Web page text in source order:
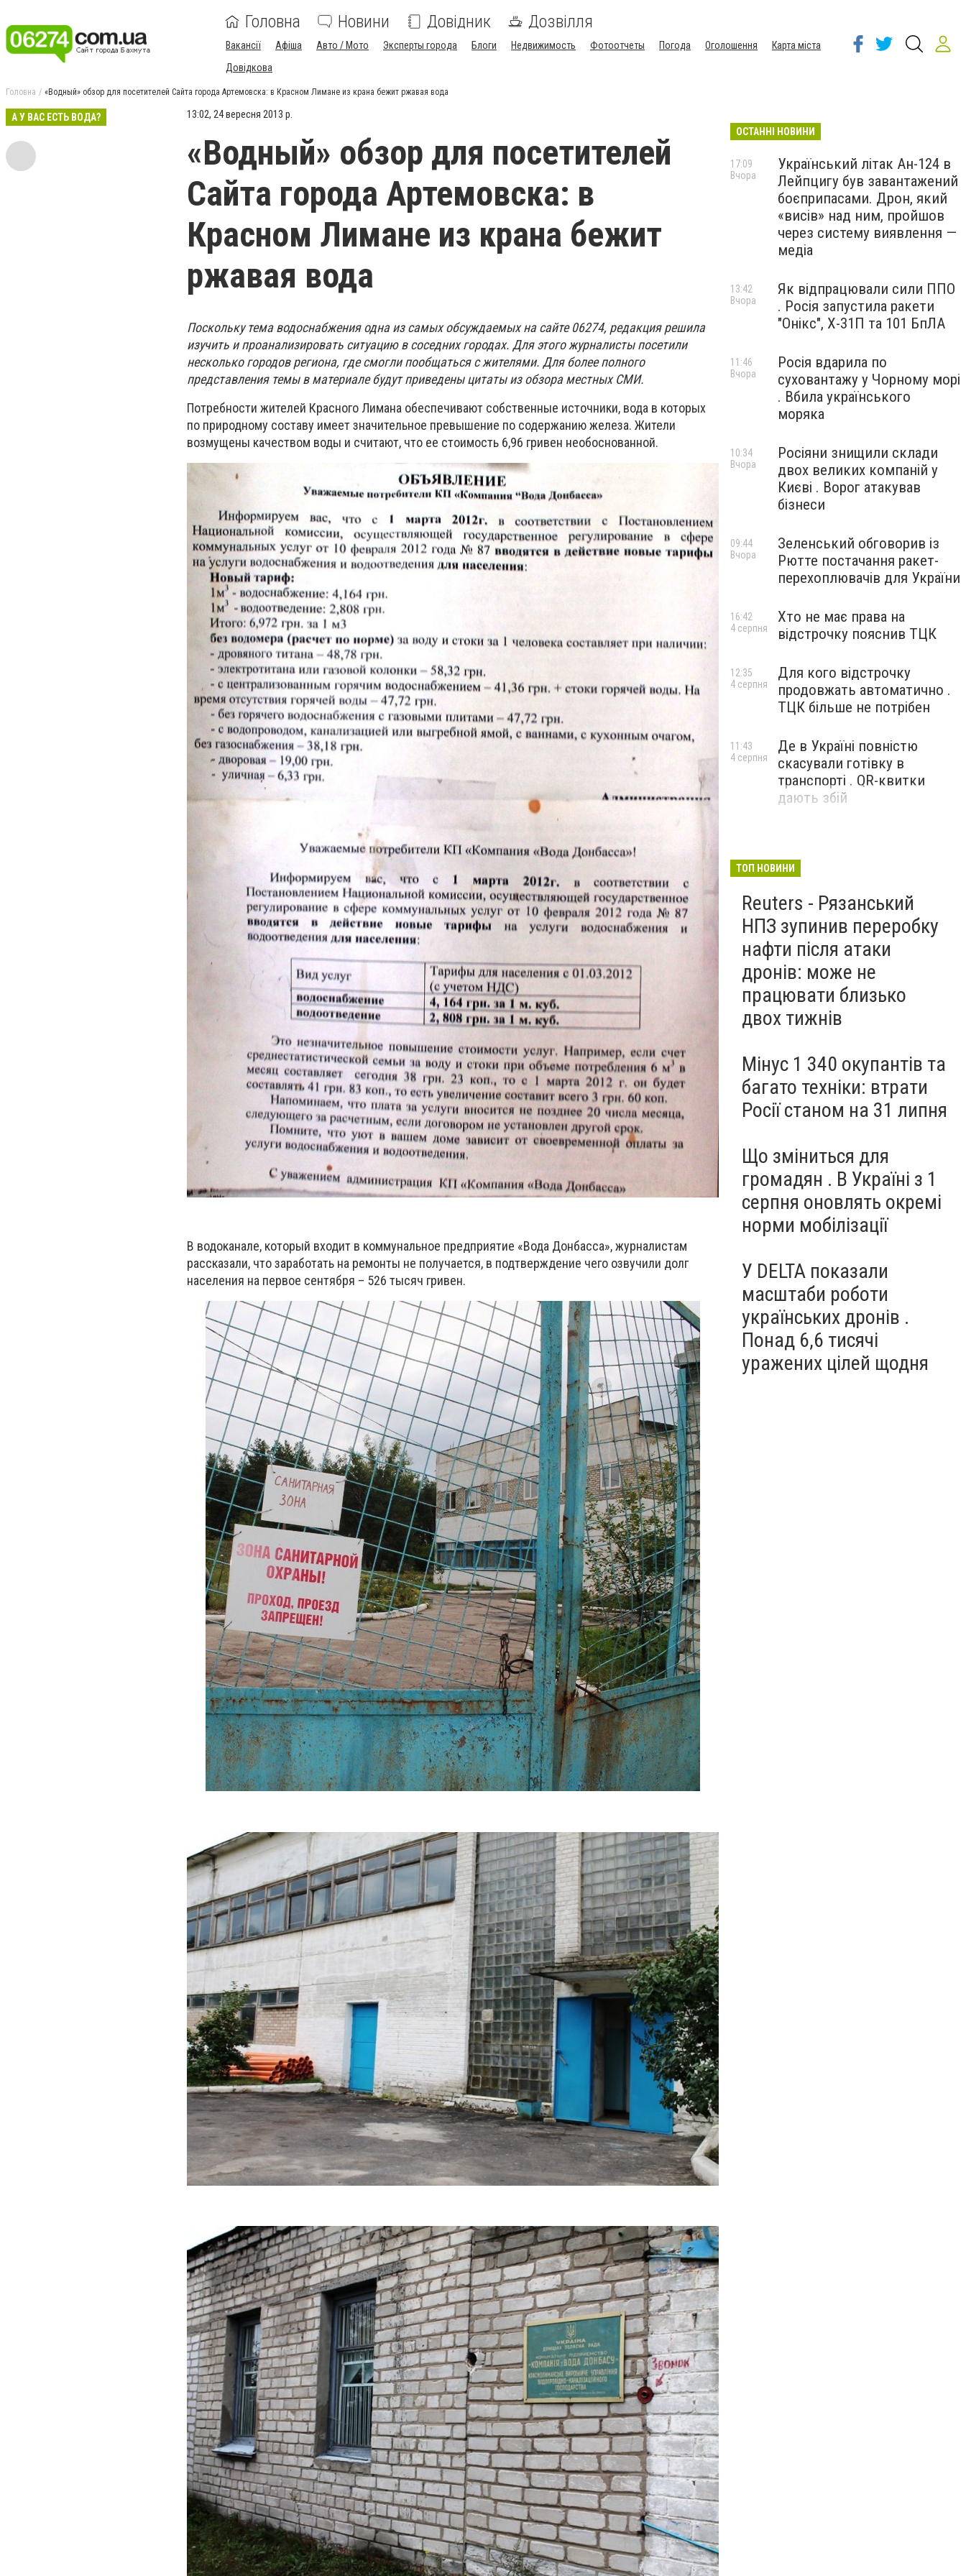
Головна Новини Довідник Дозвілля
Вакансії Афіша Авто / Мото Эксперты города Блоги Недвижимость Фотоотчеты Погода Оголошення
Карта міста
Довідкова
Головна «Водный» обзор для посетителей Сайта города Артемовска: в Красном Лимане из крана бежит ржавая вода
А У ВАС ЕСТЬ ВОДА? 13:02, 24 вересня 2013 р.
«Водный» обзор для посетителей
Сайта города Артемовска: в
Красном Лимане из крана бежит
ржавая вода
Поскольку тема водоснабжения одна из самых обсуждаемых на сайте 06274, редакция решила
изучить и проанализировать ситуацию в соседних городах. Для этого журналисты посетили
несколько городов региона, где смогли пообщаться с жителями. Для более полного
представления темы в материале будут приведены цитаты из обзора местных СМИ.
Потребности жителей Красного Лимана обеспечивают собственные источники, вода в которых
по природному составу имеет значительное превышение по содержанию железа. Жители
возмущены качеством воды и считают, что ее стоимость 6,96 гривен необоснованной.
В водоканале, который входит в коммунальное предприятие «Вода Донбасса», журналистам
рассказали, что заработать на ремонты не получается, в подтверждение чего озвучили долг
населения на первое сентября – 526 тысяч гривен.
ОСТАННІ НОВИНИ
Український літак Ан-124 в
Лейпцигу був завантажений
боєприпасами. Дрон, який
«висів» над ним, пройшов
через систему виявлення —
медіа
17:09
Вчора
Як відпрацювали сили ППО
. Росія запустила ракети
"Онікс", Х-31П та 101 БпЛА
13:42
Вчора
Росія вдарила по
суховантажу у Чорному морі
. Вбила українського
моряка
11:46
Вчора
Росіяни знищили склади
двох великих компаній у
Києві . Ворог атакував
бізнеси
10:34
Вчора
Зеленський обговорив із
Рютте постачання ракет-
перехоплювачів для України
09:44
Вчора
Хто не має права на
відстрочку пояснив ТЦК
16:42
4 серпня
Для кого відстрочку
продовжать автоматично .
ТЦК більше не потрібен
12:35
4 серпня
Де в Україні повністю
скасували готівку в
транспорті . QR-квитки
дають збій
11:43
4 серпня
ТОП НОВИНИ
Reuters - Рязанський
НПЗ зупинив переробку
нафти після атаки
дронів: може не
працювати близько
двох тижнів
Мінус 1 340 окупантів та
багато техніки: втрати
Росії станом на 31 липня
Що зміниться для
громадян . В Україні з 1
серпня оновлять окремі
норми мобілізації
У DELTA показали
масштаби роботи
українських дронів .
Понад 6,6 тисячі
уражених цілей щодня